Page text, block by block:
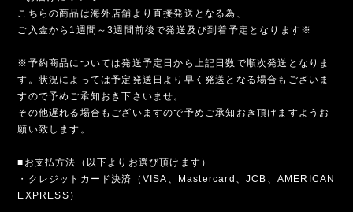
こちらの商品は海外店舗より直接発送となる為、
ご入金から1週間～3週間前後で発送及び到着予定となります※
※予約商品については発送予定日から上記日数で順次発送となりま
す。状況によっては予定発送日より早く発送となる場合もございま
すので予めご承知おき下さいませ。
その他遅れる場合もございますので予めご承知おき頂けますようお
願い致します。
■お支払方法（以下よりお選び頂けます）
・クレジットカード決済（VISA、Mastercard、JCB、AMERICAN
EXPRESS）